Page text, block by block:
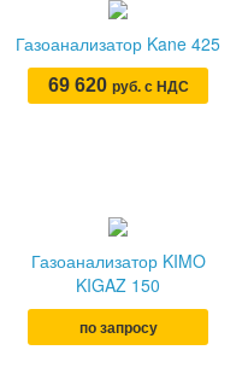
Газоанализатор Kane 425
69 620 руб. с НДС
Газоанализатор KIMO
KIGAZ 150
по запросу